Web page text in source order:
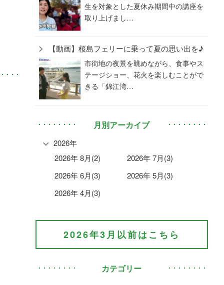
生を対象とした夏休み期間中の講座を
取り上げまし…
【動画】桜島フェリーに乗って夏の思い出を♪
市街地の夜景を眺めながら、食事やス
テージショー、花火を楽しむことがで
きる「錦江湾…
月別アーカイブ
2026年
2026年 8月(2)
2026年 7月(3)
2026年 6月(3)
2026年 5月(3)
2026年 4月(3)
2026年3月以前はこちら
カテゴリー